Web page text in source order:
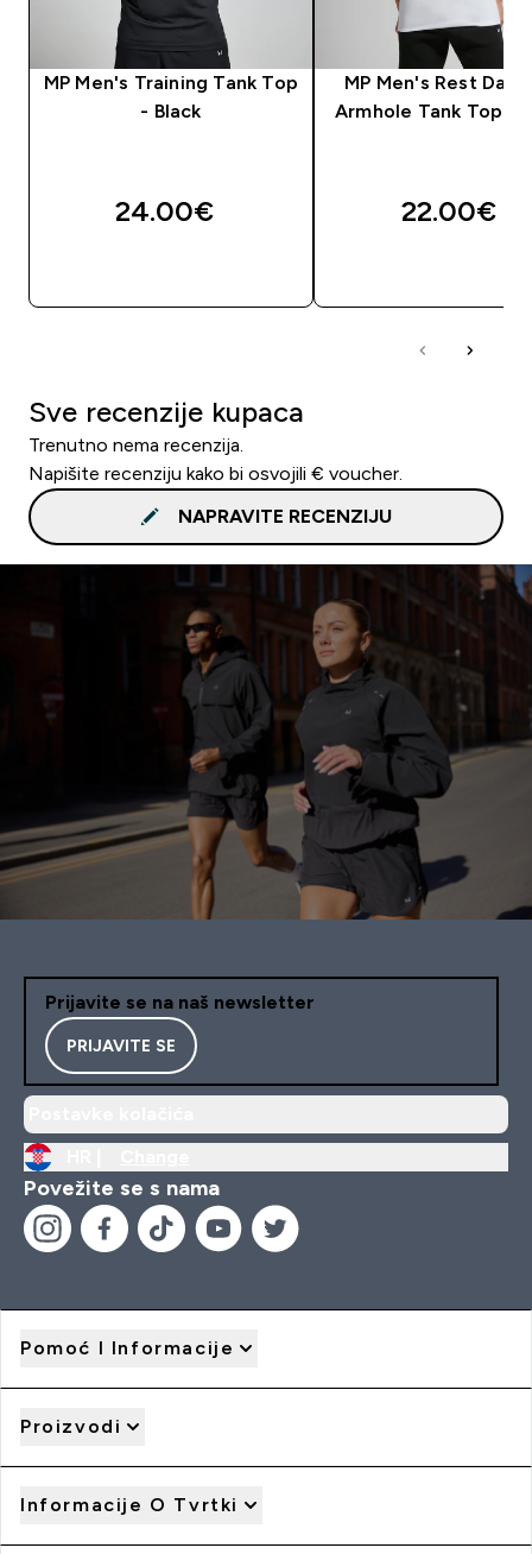
MP Men's Training Tank Top
- Black
24.00€‎
MP Men's Rest Day
Armhole Tank Top -
22.00€‎
Sve recenzije kupaca
Trenutno nema recenzija.
Napišite recenziju kako bi osvojili € voucher.
NAPRAVITE RECENZIJU
Prijavite se na naš newsletter
PRIJAVITE SE
Povežite se s nama
Pomoć I Informacije
Proizvodi
Informacije O Tvrtki